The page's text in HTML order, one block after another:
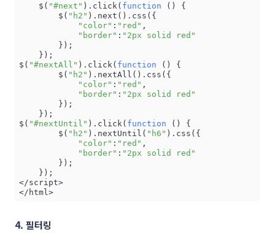
    $(
"#next" ).click( function () {
        $(
"h2" ).next().css({
"color" : "red" ,
"border" : "2px solid red"
$( "#nextAll" ).click( function () {
        $(
"h2" ).nextAll().css({
"color" : "red" ,
"border" : "2px solid red"
$( "#nextUntil" ).click( function () {
        $(
"h2" ).nextUntil( "h6" ).css({
"color" : "red" ,
"border" : "2px solid red"
</script>
</html>
4. 필터링